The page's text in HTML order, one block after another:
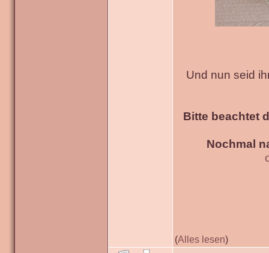
Und nun seid
Bitte beachtet
Nochmal
(Alles lesen)